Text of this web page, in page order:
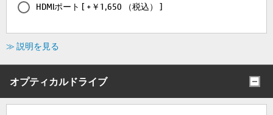
HDMIポート [ +￥1,650 （税込） ]
≫ 説明を見る
オプティカルドライブ